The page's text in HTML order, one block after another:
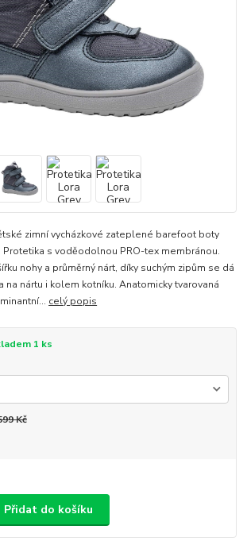
zimní vycházkové zateplené barefoot boty
s voděodolnou PRO-tex membránou.
nohy a průměrný nárt, díky suchým zipům se dá
na nártu i kolem kotníku. Anatomicky tvarovaná
celý popis
1 ks
Kč
Přidat do košíku